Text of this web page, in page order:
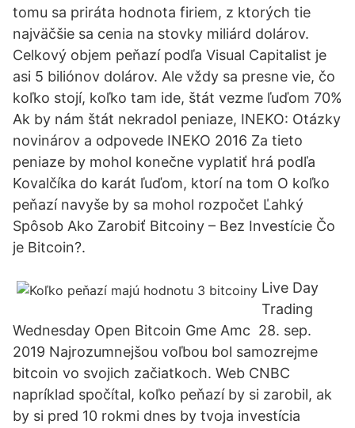
tomu sa priráta hodnota firiem, z ktorých tie
najväčšie sa cenia na stovky miliárd dolárov.
Celkový objem peňazí podľa Visual Capitalist je
asi 5 biliónov dolárov. Ale vždy sa presne vie, čo
koľko stojí, koľko tam ide, štát vezme ľuďom 70%
Ak by nám štát nekradol peniaze, INEKO: Otázky
novinárov a odpovede INEKO 2016 Za tieto
peniaze by mohol konečne vyplatiť hrá podľa
Kovalčíka do karát ľuďom, ktorí na tom O koľko
peňazí navyše by sa mohol rozpočet Ľahký
Spôsob Ako Zarobiť Bitcoiny – Bez Investície Čo
je Bitcoin?.
Live Day
Trading
Wednesday Open Bitcoin Gme Amc 28. sep.
2019 Najrozumnejšou voľbou bol samozrejme
bitcoin vo svojich začiatkoch. Web CNBC
napríklad spočítal, koľko peňazí by si zarobil, ak
by si pred 10 rokmi dnes by tvoja investícia